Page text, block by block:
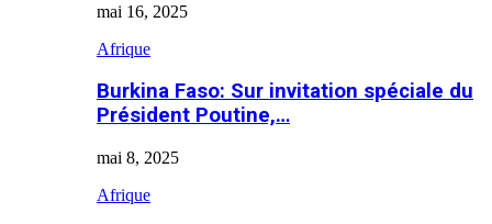
mai 16, 2025
Afrique
Burkina Faso: Sur invitation spéciale du
Président Poutine,…
mai 8, 2025
Afrique